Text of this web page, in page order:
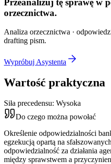
Przeanalizuj tę sprawę w
orzecznictwa.
Analiza orzecznictwa ·
drafting pism.
Wypróbuj Asystenta
Wartość praktyczna
Siła precedensu: Wysoka
Do czego można powołać
Określenie odpowiedzialności
egzekucją opartą na
odpowiedzialność za działania
między sprawstwem a